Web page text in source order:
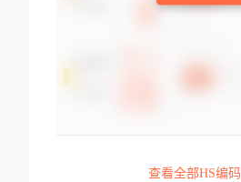
查看全部HS编码